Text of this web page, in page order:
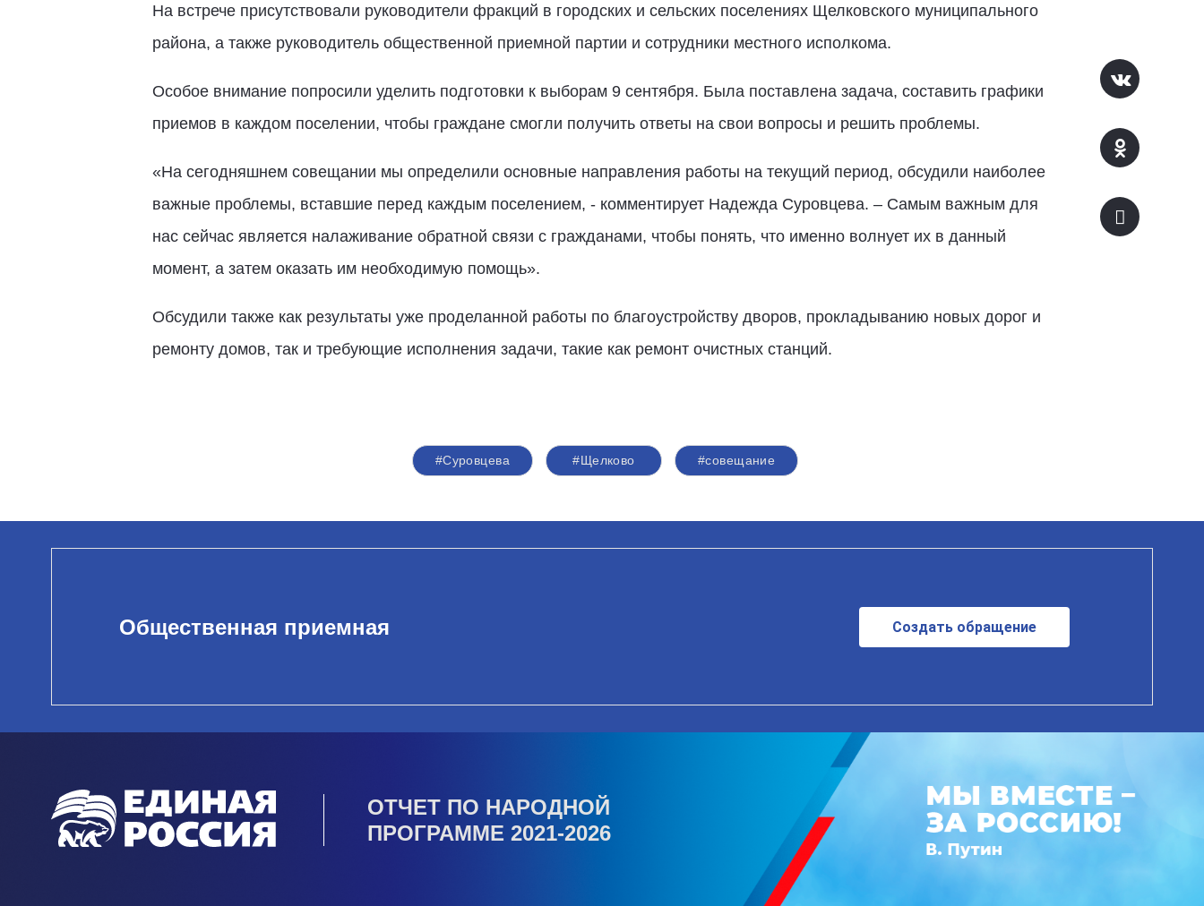
На встрече присутствовали руководители фракций в городских и сельских поселениях Щелковского муниципального
района, а также руководитель общественной приемной партии и сотрудники местного исполкома.
Особое внимание попросили уделить подготовки к выборам 9 сентября. Была поставлена задача, составить графики
приемов в каждом поселении, чтобы граждане смогли получить ответы на свои вопросы и решить проблемы.
«На сегодняшнем совещании мы определили основные направления работы на текущий период, обсудили наиболее
важные проблемы, вставшие перед каждым поселением, - комментирует Надежда Суровцева. – Самым важным для
нас сейчас является налаживание обратной связи с гражданами, чтобы понять, что именно волнует их в данный
момент, а затем оказать им необходимую помощь».
Обсудили также как результаты уже проделанной работы по благоустройству дворов, прокладыванию новых дорог и
ремонту домов, так и требующие исполнения задачи, такие как ремонт очистных станций.
#Суровцева #Щелково #совещание
Общественная приемная Создать обращение
ОТЧЕТ ПО НАРОДНОЙ
ПРОГРАММЕ 2021-2026